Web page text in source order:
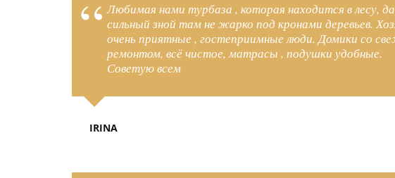
Любимая нами турбаза , которая находится в лесу,
сильный зной там не жарко под кронами деревьев.
очень приятные , гостеприимные люди. Домики со
ремонтом, всё чистое, матрасы , подушки удобные.
Советую всем
IRINA